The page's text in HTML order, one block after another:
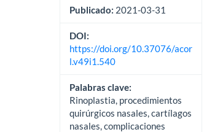
Publicado: 2021-03-31
DOI:
https://doi.org/10.37076/acor
l.v49i1.540
Palabras clave:
Rinoplastia, procedimientos
quirúrgicos nasales, cartílagos
nasales, complicaciones